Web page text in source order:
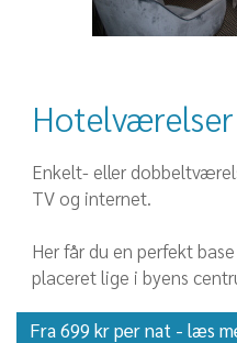
Hotelværelser
Enkelt- eller
TV og internet.
Her får du en perfekt
placeret lige i byens
Fra 699 kr per nat - læs